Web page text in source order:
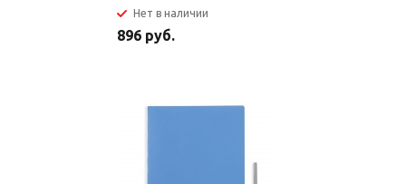
Нет в наличии
896 руб.